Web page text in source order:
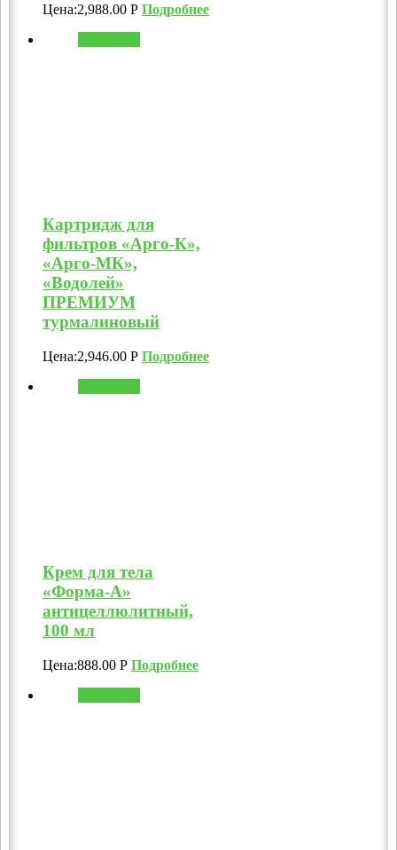
Цена:2,988.00 Р Подробнее
Картридж для
фильтров «Арго-К»,
«Арго-МК»,
«Водолей»
ПРЕМИУМ
турмалиновый
Цена:2,946.00 Р Подробнее
Крем для тела
«Форма-А»
антицеллюлитный,
100 мл
Цена:888.00 Р Подробнее